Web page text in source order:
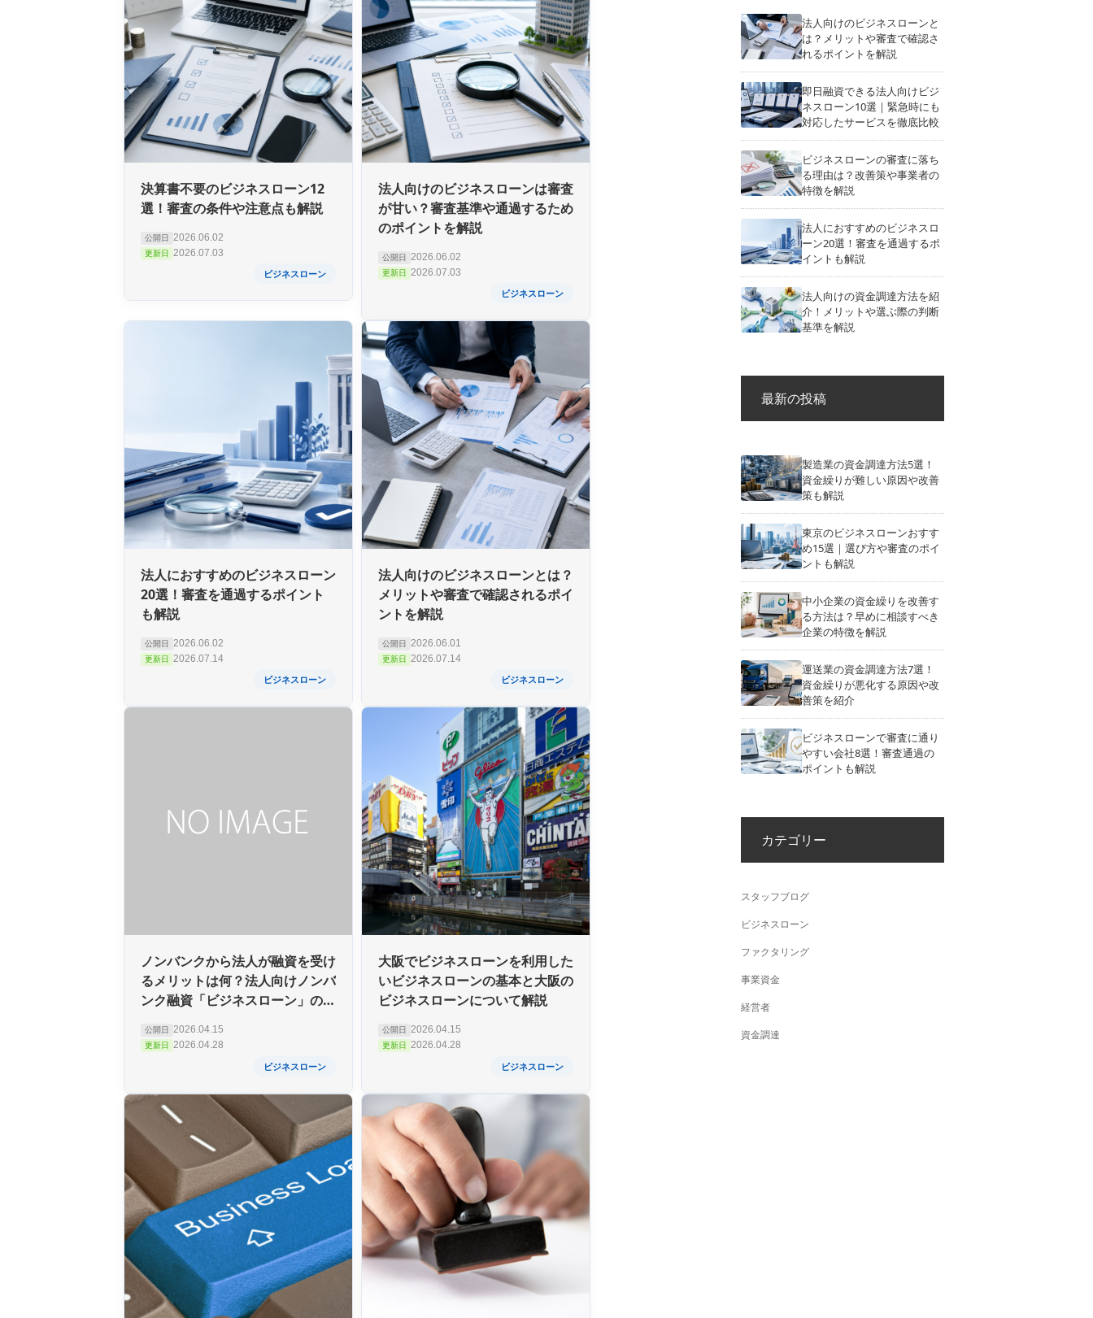
決算書不要のビジネスローン12
選！審査の条件や注意点も解説
公開日 2026.06.02
更新日 2026.07.03
ビジネスローン
法人向けのビジネスローンは審査
が甘い？審査基準や通過するため
のポイントを解説
公開日 2026.06.02
更新日 2026.07.03
ビジネスローン
法人におすすめのビジネスローン
20選！審査を通過するポイント
も解説
公開日 2026.06.02
更新日 2026.07.14
ビジネスローン
法人向けのビジネスローンとは？
メリットや審査で確認されるポイ
ントを解説
公開日 2026.06.01
更新日 2026.07.14
ビジネスローン
ノンバンクから法人が融資を受け
るメリットは何？法人向けノンバ
ンク融資「ビジネスローン」の紹
公開日 2026.04.15
更新日 2026.04.28
ビジネスローン
大阪でビジネスローンを利用した
いビジネスローンの基本と大阪の
ビジネスローンについて解説
公開日 2026.04.15
更新日 2026.04.28
ビジネスローン
法人向けのビジネスローンと
は？メリットや審査で確認さ
れるポイントを解説
即日融資できる法人向けビジ
ネスローン10選｜緊急時にも
対応したサービスを徹底比較
ビジネスローンの審査に落ち
る理由は？改善策や事業者の
特徴を解説
法人におすすめのビジネスロ
ーン20選！審査を通過するポ
イントも解説
法人向けの資金調達方法を紹
介！メリットや選ぶ際の判断
基準を解説
最新の投稿
製造業の資金調達方法5選！
資金繰りが難しい原因や改善
策も解説
東京のビジネスローンおすす
め15選｜選び方や審査のポイ
ントも解説
中小企業の資金繰りを改善す
る方法は？早めに相談すべき
企業の特徴を解説
運送業の資金調達方法7選！
資金繰りが悪化する原因や改
善策を紹介
ビジネスローンで審査に通り
やすい会社8選！審査通過の
ポイントも解説
カテゴリー
スタッフブログ
ビジネスローン
ファクタリング
事業資金
経営者
資金調達